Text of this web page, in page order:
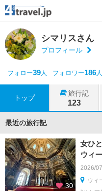
シマリスさん
プロフィール
フォロー39人 フォロワー186人
トップ
旅行記
123
最近の旅行記
30
女ひ
ウィ
2026/
ウィ